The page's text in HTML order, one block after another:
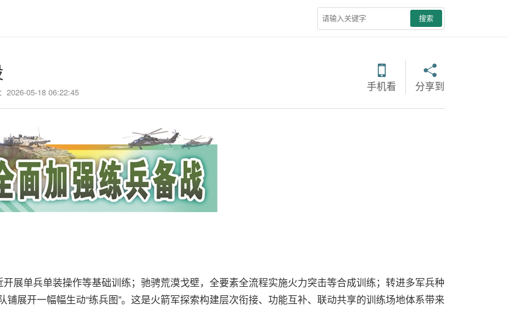
搜索
2026-05-18 06:22:45 手机看 分享到
展单兵单装操作等基础训练；驰骋荒漠戈壁，全要素全流程实施火力突击等合成训练；转进多军兵种
展开一幅幅生动“练兵图”。这是火箭军探索构建层次衔接、功能互补、联动共享的训练场地体系带来